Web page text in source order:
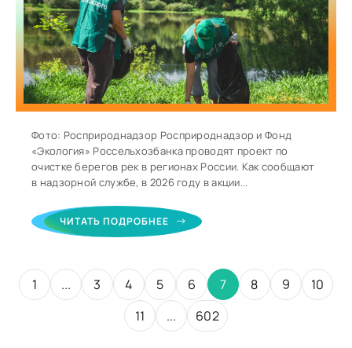
Фото: Росприроднадзор Росприроднадзор и Фонд
«Экология» Россельхозбанка проводят проект по
очистке берегов рек в регионах России. Как сообщают
в надзорной службе, в 2026 году в акции...
ЧИТАТЬ ПОДРОБНЕЕ
1 ... 3 4 5 6 7 8 9
10
11
... 602